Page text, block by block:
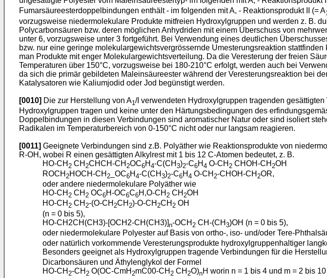
Fumarsäureesterdoppelbindungen enthält - im folgenden mit A, - Reaktionsprodukt II (= A
vorzugsweise niedermolekulare Produkte mitfreien Hydroxylgruppen und werden z. B.
Polycarbonsäuren bzw. deren möglichen Anhydriden mit einem Überschuss von
unter 6, vorzugsweise unter 3 fortgeführt. Bei Verwendung eines deutlichen
bzw. nur eine geringe molekulargewichtsvergrössernde Umesterungsreaktion
man Produkte mit enger Molekulargewichtsverteilung. Da die Veresterung der freien
Temperaturen über 150°C, vorzugsweise bei 180-210°C erfolgt, werden auch bei
da sich die primär gebildeten Maleinsäureester während der Veresterungsreaktion bei
Katalysatoren wie Kaliumjodid oder Jod begünstigt werden.
[0010] Die zur Herstellung von A1 /I verwendeten Hydroxylgruppen tragenden
Hydroxylgruppen tragen und keine unter den Härtungsbedingungen des
Doppelbindungen in diesen Verbindungen sind aromatischer Natur oder sind isoliert
Radikalen im Temperaturbereich von 0-150°C nicht oder nur langsam reagieren.
[0011] Geeignete Verbindungen sind z.B. Polyäther wie Reaktionsprodukte von
R-OH, wobei R einen gesättigten Alkylrest mit 1 bis 12 C-Atomen bedeutet, z. B.
HO-CH 2 CH 2CHCH-CH 2OC6H 4-C(CH 3)2-C6H 4 O-CH 2 CHOH-CH 2OH
ROCH 2HOCH-CH 2 _OC6H 4-C(CH 3)2-C6H 4 O-CH 2-CHOH-CH 2OR,
oder andere niedermolekulare Polyäther wie
HO-CH 2 CH 2 OC6H-OC6C6H,O-CH 2 CH 2OH
HO-CH 2 CH 2-(O-CH 2CH 2)-O-CH 2CH 2 OH
(n = 0 bis 5),
HO-CH2CH(CH3)-[OCH2-CH(CH3)]n-OCH 2 CH-(CH 3)OH (n = 0 bis 5),
oder niedermolekulare Polyester auf Basis von ortho-, iso- und/oder Tere-
oder natürlich vorkommende Veresterungsprodukte hydroxylgruppenhaltiger
Besonders geeignet als Hydroxylgruppen tragende Verbindungen für die
Dicarbonsäuren und Äthylenglykol der Formel
HO-CH 2-CH 2 O(OC-CmH 2mC00-CH 2 CH 2O)nH worin n = 1 bis 4 und m = 2 bis 10